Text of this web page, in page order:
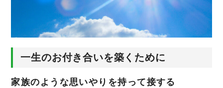
一生のお付き合いを築くために
家族のような思いやりを持って接する